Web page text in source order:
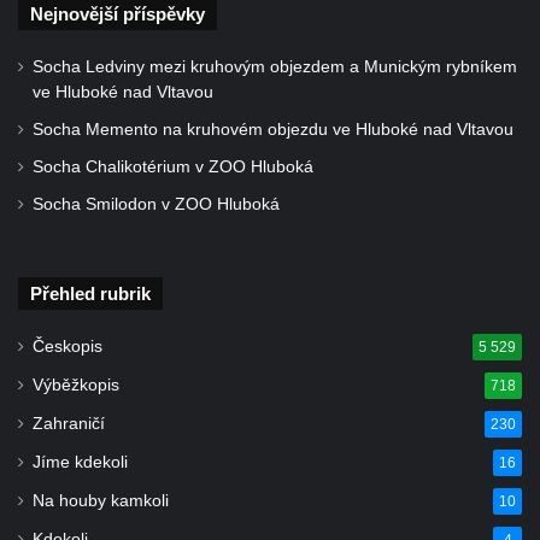
ZOO Dresden
Vltavou
Pamětní kámen revitalizace Vltavy Vraňany
Hrobčicích
Hrobčic
Socha svatého Antonína poustevníka v
Mirošovicích
Socha vodníka u požární nádrže v
Mirošovicích
Socha býka před areálem firmy 2JCP v
Nejnovější příspěvky
Socha Ledviny mezi kruhovým objezdem a Munickým rybníkem
ve Hluboké nad Vltavou
Socha Memento na kruhovém objezdu ve Hluboké nad Vltavou
Socha Chalikotérium v ZOO Hluboká
Socha Smilodon v ZOO Hluboká
Přehled rubrik
Českopis 5 529
Výběžkopis 718
Zahraničí 230
Jíme kdekoli 16
Na houby kamkoli 10